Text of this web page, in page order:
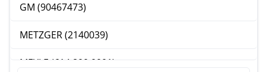
GM (90467473)
METZGER (2140039)
MEYLE (614 800 0001)